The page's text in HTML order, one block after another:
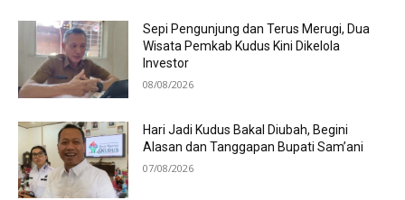
Sepi Pengunjung dan Terus Merugi, Dua
Wisata Pemkab Kudus Kini Dikelola
Investor
08/08/2026
Hari Jadi Kudus Bakal Diubah, Begini
Alasan dan Tanggapan Bupati Sam’ani
07/08/2026